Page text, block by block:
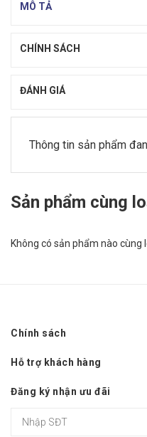
MÔ TẢ
CHÍNH SÁCH
ĐÁNH GIÁ
Thông tin sản phẩm
Sản phẩm cùng
Không có sản phẩm nào cùng
Chính sách
Hỗ trợ khách hàng
Đăng ký nhận ưu đãi